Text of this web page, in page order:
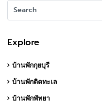
Explore
บ้านพักกุยบุรี
บ้านพักติดทะเล
บ้านพักพัทยา